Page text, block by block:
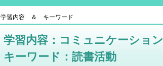
学習内容 ＆ キーワード
学習内容：コミュニケーション
キーワード：読書活動